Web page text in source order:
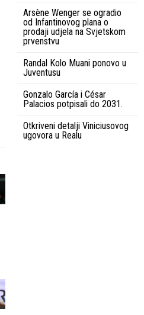
Arsène Wenger se ogradio
od Infantinovog plana o
prodaji udjela na Svjetskom
prvenstvu
Randal Kolo Muani ponovo u
Juventusu
Gonzalo García i César
Palacios potpisali do 2031.
Otkriveni detalji Viniciusovog
ugovora u Realu